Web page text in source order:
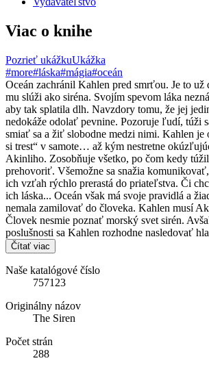
Viac o knihe
Pozrieť ukážkuUkážka
#more#láska#mágia#oceán
Oceán zachránil Kahlen pred smrťou. Je to už
mu slúži ako siréna. Svojím spevom láka
aby tak splatila dlh. Navzdory tomu, že jej
nedokáže odolať pevnine. Pozoruje ľudí, túži
smiať sa a žiť slobodne medzi nimi. Kahlen je
si trest“ v samote… až kým nestretne
Akinliho. Zosobňuje všetko, po čom kedy
prehovoriť. Všemožne sa snažia
ich vzťah rýchlo prerastá do priateľstva. Či
ich láska... Oceán však má svoje pravidlá a
nemala zamilovať do človeka. Kahlen musí
Človek nesmie poznať morský svet sirén.
poslušnosti sa Kahlen rozhodne nasledovať
Čítať viac
Naše katalógové číslo
757123
Originálny názov
The Siren
Počet strán
288